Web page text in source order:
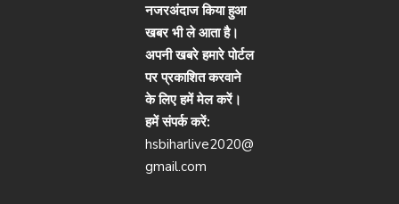
नजरअंदाज किया हुआ
खबर भी ले आता है।
अपनी खबरे हमारे पोर्टल
पर प्रकाशित करवाने
के लिए हमें मेल करें।
हमें संपर्क करें:
hsbiharlive2020@
gmail.com